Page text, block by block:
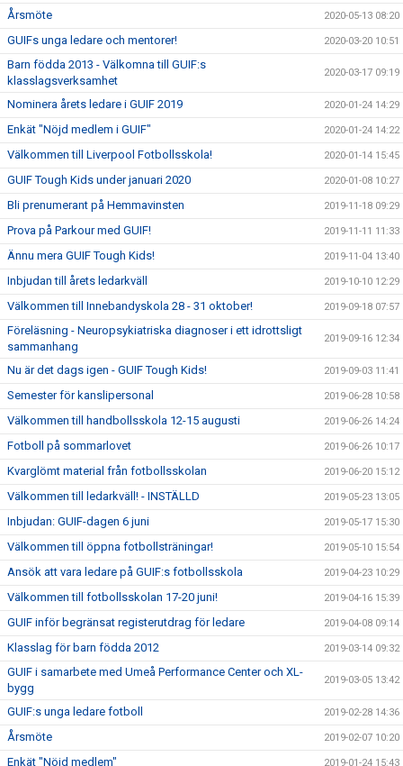
Årsmöte 2020-05-13 08:20
GUIFs unga ledare och mentorer! 2020-03-20 10:51
Barn födda 2013 - Välkomna till GUIF:s
klasslagsverksamhet
2020-03-17 09:19
Nominera årets ledare i GUIF 2019 2020-01-24 14:29
Enkät "Nöjd medlem i GUIF" 2020-01-24 14:22
Välkommen till Liverpool Fotbollsskola! 2020-01-14 15:45
GUIF Tough Kids under januari 2020 2020-01-08 10:27
Bli prenumerant på Hemmavinsten 2019-11-18 09:29
Prova på Parkour med GUIF! 2019-11-11 11:33
Ännu mera GUIF Tough Kids! 2019-11-04 13:40
Inbjudan till årets ledarkväll 2019-10-10 12:29
Välkommen till Innebandyskola 28 - 31 oktober! 2019-09-18 07:57
Föreläsning - Neuropsykiatriska diagnoser i ett idrottsligt
sammanhang
2019-09-16 12:34
Nu är det dags igen - GUIF Tough Kids! 2019-09-03 11:41
Semester för kanslipersonal 2019-06-28 10:58
Välkommen till handbollsskola 12-15 augusti 2019-06-26 14:24
Fotboll på sommarlovet 2019-06-26 10:17
Kvarglömt material från fotbollsskolan 2019-06-20 15:12
Välkommen till ledarkväll! - INSTÄLLD 2019-05-23 13:05
Inbjudan: GUIF-dagen 6 juni 2019-05-17 15:30
Välkommen till öppna fotbollsträningar! 2019-05-10 15:54
Ansök att vara ledare på GUIF:s fotbollsskola 2019-04-23 10:29
Välkommen till fotbollsskolan 17-20 juni! 2019-04-16 15:39
GUIF inför begränsat registerutdrag för ledare 2019-04-08 09:14
Klasslag för barn födda 2012 2019-03-14 09:32
GUIF i samarbete med Umeå Performance Center och XL-
bygg
2019-03-05 13:42
GUIF:s unga ledare fotboll 2019-02-28 14:36
Årsmöte 2019-02-07 10:20
Enkät "Nöjd medlem" 2019-01-24 15:43